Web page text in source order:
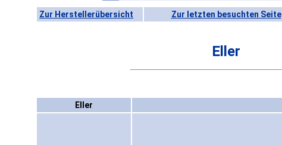
Zur Herstellerübersicht Zur letzten besuchten Seite
Eller
Eller